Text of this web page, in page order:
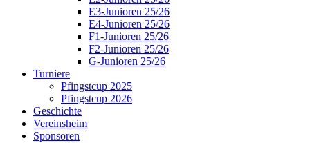
E3-Junioren 25/26
E4-Junioren 25/26
F1-Junioren 25/26
F2-Junioren 25/26
G-Junioren 25/26
Turniere
Pfingstcup 2025
Pfingstcup 2026
Geschichte
Vereinsheim
Sponsoren